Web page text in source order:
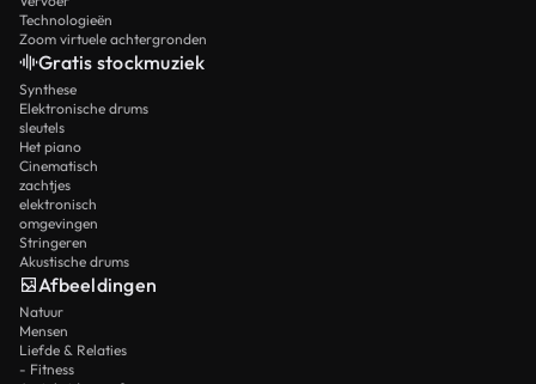
Technologieën
Zoom virtuele achtergronden
Gratis stockmuziek
Synthese
Elektronische drums
sleutels
Het piano
Cinematisch
zachtjes
elektronisch
omgevingen
Stringeren
Akustische drums
Afbeeldingen
Natuur
Mensen
Liefde & Relaties
- Fitness